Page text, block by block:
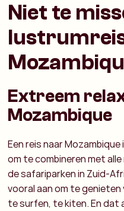
Niet te
Extreem
Mozambique
Een reis naar
om te combineren met
de safariparken in Zuid-
vooral aan om te genieten
te surfen, te kiten. En dat